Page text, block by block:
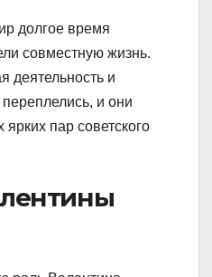
долгое время
совместную жизнь.
деятельность и
и они
пар советского